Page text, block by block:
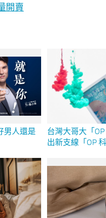
開賣
男人還是
台灣大哥大「
出新支線「OP
電子書閱讀器
寫、支援雲端
生活更繽紛多彩